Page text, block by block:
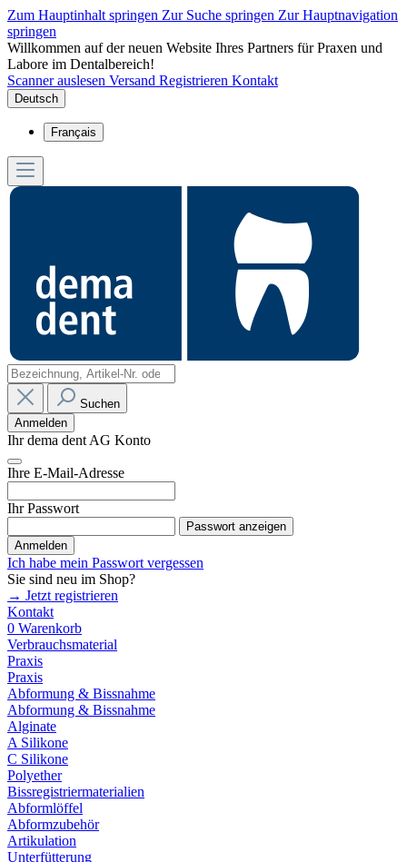
Zum Hauptinhalt springen Zur Suche springen Zur Hauptnavigation
springen
Willkommen auf der neuen Website Ihres Partners für Praxen und
Labore im Dentalbereich!
Scanner auslesen Versand Registrieren Kontakt
Deutsch
Français
Suchen
Anmelden
Ihr dema dent AG Konto
Ihre E-Mail-Adresse
Ihr Passwort
Passwort anzeigen
Anmelden
Ich habe mein Passwort vergessen
Sie sind neu im Shop?
→ Jetzt registrieren
Kontakt
0 Warenkorb
Verbrauchsmaterial
Praxis
Praxis
Abformung & Bissnahme
Abformung & Bissnahme
Alginate
A Silikone
C Silikone
Polyether
Bissregistriermaterialien
Abformlöffel
Abformzubehör
Artikulation
Unterfütterung